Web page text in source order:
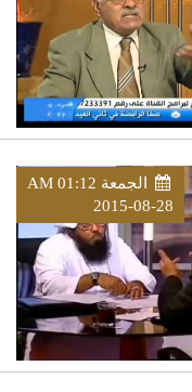
الجمعة AM 01:12
2015-08-28